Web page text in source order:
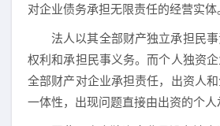
对企业债务承担无限责任的经营实体
法人以其全部财产独立承担民
权利和承担民事义务。而个人独资
全部财产对企业承担责任，出资人
一体性，出现问题直接由出资的个人